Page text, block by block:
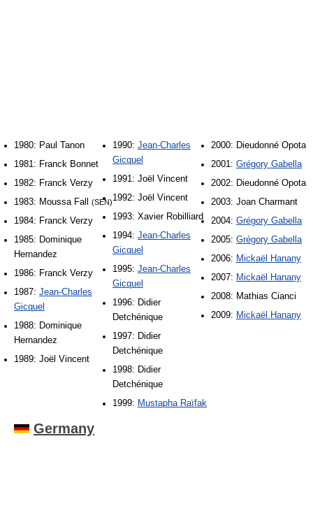
1980: Paul Tanon
1981: Franck Bonnet
1982: Franck Verzy
1983: Moussa Fall (SEN)
1984: Franck Verzy
1985: Dominique
Hernandez
1986: Franck Verzy
1987: Jean-Charles
Gicquel
1988: Dominique
Hernandez
1989: Joël Vincent
1990: Jean-Charles
Gicquel
1991: Joël Vincent
1992: Joël Vincent
1993: Xavier Robilliard
1994: Jean-Charles
Gicquel
1995: Jean-Charles
Gicquel
1996: Didier
Detchénique
1997: Didier
Detchénique
1998: Didier
Detchénique
1999: Mustapha Raïfak
2000: Dieudonné Opota
2001: Grégory Gabella
2002: Dieudonné Opota
2003: Joan Charmant
2004: Grégory Gabella
2005: Grégory Gabella
2006: Mickaël Hanany
2007: Mickaël Hanany
2008: Mathias Cianci
2009: Mickaël Hanany
Germany